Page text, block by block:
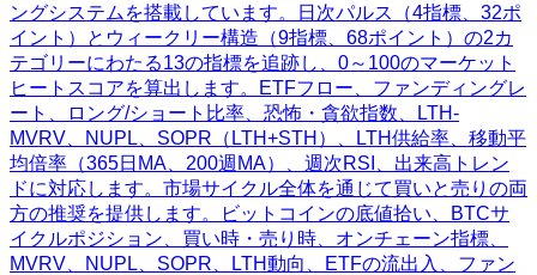
ングシステムを搭載しています。日次パルス（4指標、32ポ
イント）とウィークリー構造（9指標、68ポイント）の2カ
テゴリーにわたる13の指標を追跡し、0～100のマーケット
ヒートスコアを算出します。ETFフロー、ファンディングレ
ート、ロング/ショート比率、恐怖・貪欲指数、LTH-
MVRV、NUPL、SOPR（LTH+STH）、LTH供給率、移動平
均倍率（365日MA、200週MA）、週次RSI、出来高トレン
ドに対応します。市場サイクル全体を通じて買いと売りの両
方の推奨を提供します。ビットコインの底値拾い、BTCサ
イクルポジション、買い時・売り時、オンチェーン指標、
MVRV、NUPL、SOPR、LTH動向、ETFの流出入、ファン